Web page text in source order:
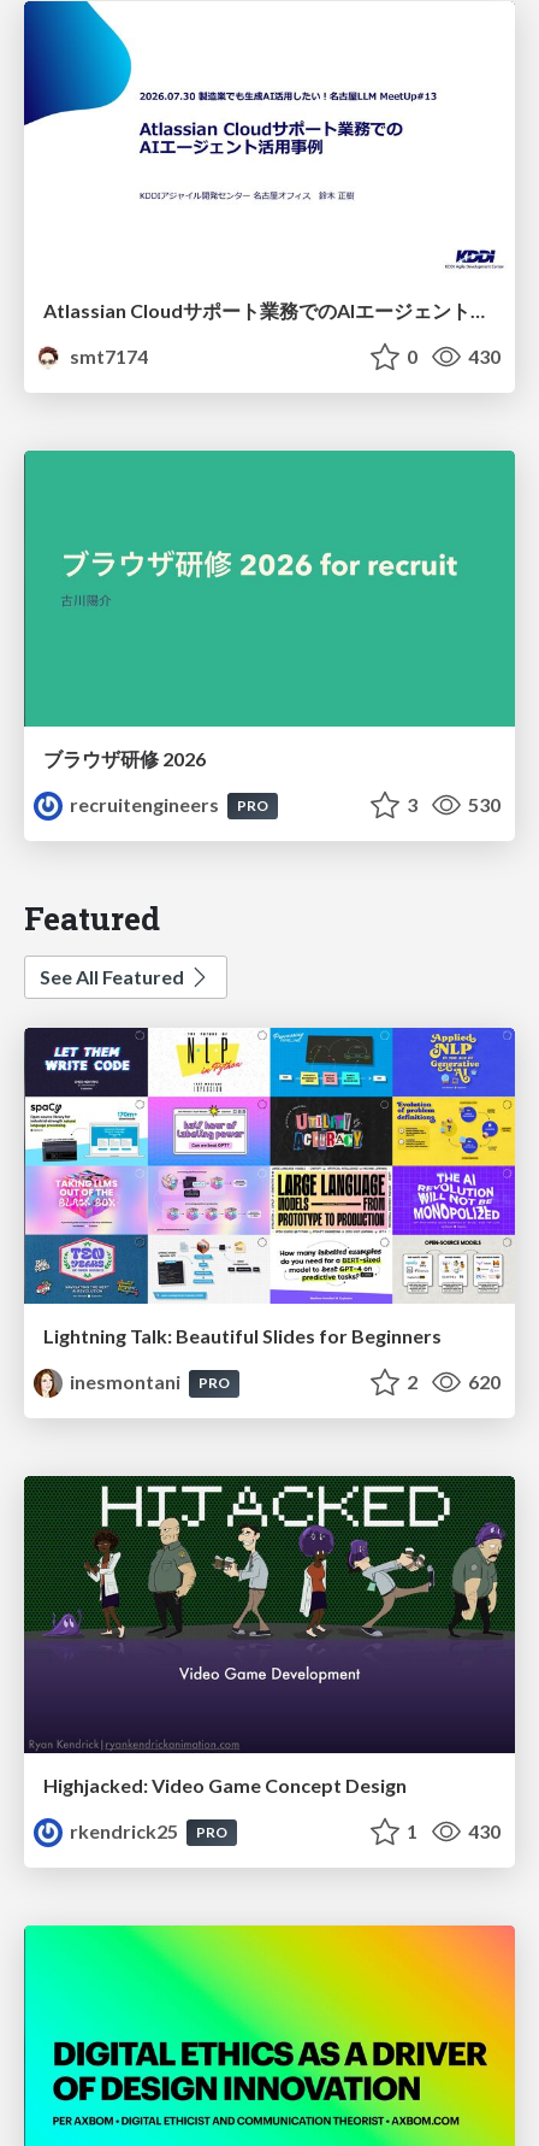
smt7174
0 430
ブラウザ研修 2026
recruitengineers
PRO 3 530
Featured
See All Featured
Lightning Talk: Beautiful Slides for Beginners
inesmontani
PRO 2 620
Highjacked: Video Game Concept Design
rkendrick25
PRO 1 430